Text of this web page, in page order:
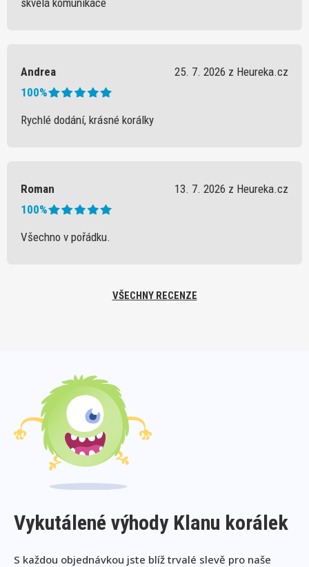
skvělá komunikace
Andrea
25. 7. 2026 z Heureka.cz
100%
Rychlé dodání, krásné korálky
Roman
13. 7. 2026 z Heureka.cz
100%
Všechno v pořádku.
VŠECHNY RECENZE
Vykutálené výhody Klanu korálek
S každou objednávkou jste blíž trvalé slevě pro naše